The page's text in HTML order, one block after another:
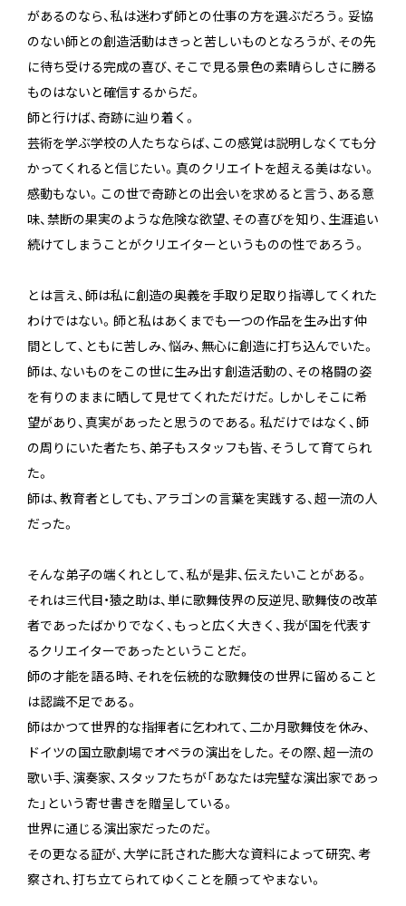
があるのなら、私は迷わず師との仕事の方を選ぶだろう。妥協
のない師との創造活動はきっと苦しいものとなろうが、その先
に待ち受ける完成の喜び、そこで見る景色の素晴らしさに勝る
ものはないと確信するからだ。
師と行けば、奇跡に辿り着く。
芸術を学ぶ学校の人たちならば、この感覚は説明しなくても分
かってくれると信じたい。真のクリエイトを超える美はない。
感動もない。この世で奇跡との出会いを求めると言う、ある意
味、禁断の果実のような危険な欲望、その喜びを知り、生涯追い
続けてしまうことがクリエイターというものの性であろう。
とは言え、師は私に創造の奥義を手取り足取り指導してくれた
わけではない。師と私はあくまでも一つの作品を生み出す仲
間として、ともに苦しみ、悩み、無心に創造に打ち込んでいた。
師は、ないものをこの世に生み出す創造活動の、その格闘の姿
を有りのままに晒して見せてくれただけだ。しかしそこに希
望があり、真実があったと思うのである。私だけではなく、師
の周りにいた者たち、弟子もスタッフも皆、そうして育てられ
た。
師は、教育者としても、アラゴンの言葉を実践する、超一流の人
だった。
そんな弟子の端くれとして、私が是非、伝えたいことがある。
それは三代目・猿之助は、単に歌舞伎界の反逆児、歌舞伎の改革
者であったばかりでなく、もっと広く大きく、我が国を代表す
るクリエイターであったということだ。
師の才能を語る時、それを伝統的な歌舞伎の世界に留めること
は認識不足である。
師はかつて世界的な指揮者に乞われて、二か月歌舞伎を休み、
ドイツの国立歌劇場でオペラの演出をした。その際、超一流の
歌い手、演奏家、スタッフたちが「あなたは完璧な演出家であっ
た」という寄せ書きを贈呈している。
世界に通じる演出家だったのだ。
その更なる証が、大学に託された膨大な資料によって研究、考
察され、打ち立てられてゆくことを願ってやまない。